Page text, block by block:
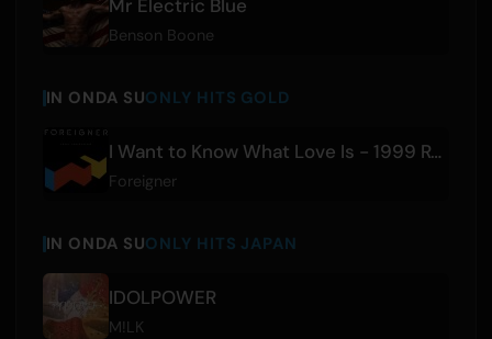
Mr Electric Blue
Benson Boone
IN ONDA SUONLY HITS GOLD
I Want to Know What Love Is - 1999 Remaster
Foreigner
IN ONDA SUONLY HITS JAPAN
IDOLPOWER
M!LK